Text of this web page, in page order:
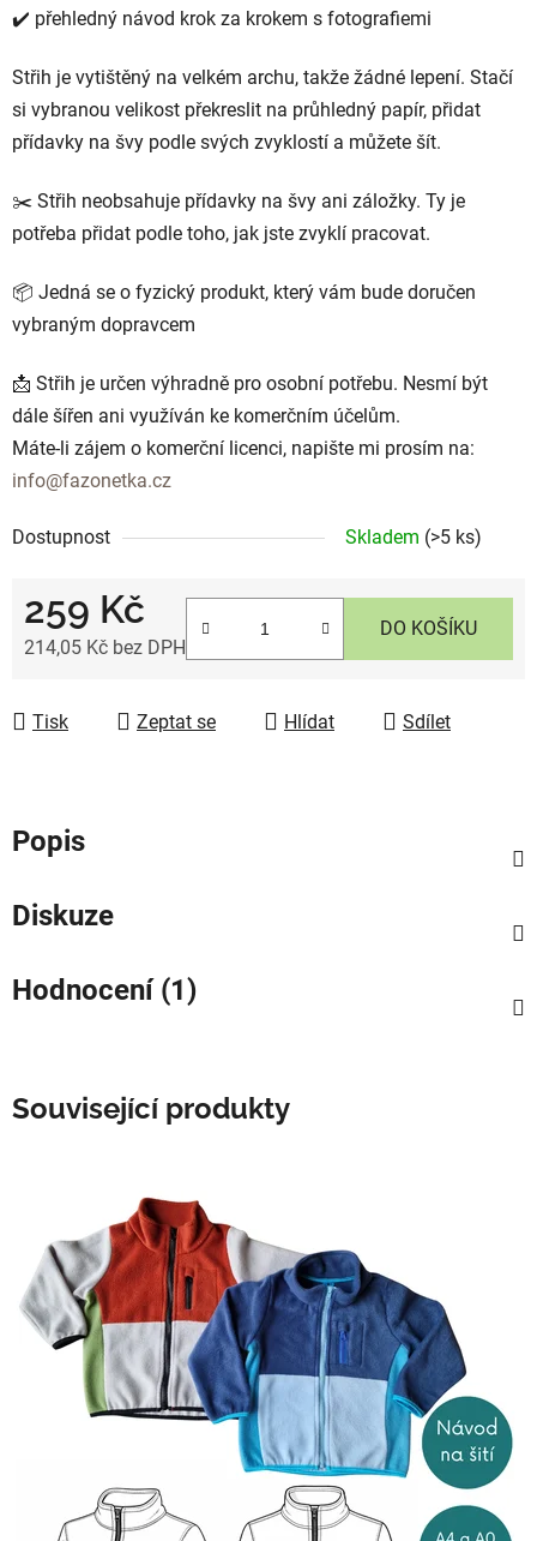
✔️ přehledný návod krok za krokem s fotografiemi
Střih je vytištěný na velkém archu, takže žádné lepení. Stačí
si vybranou velikost překreslit na průhledný papír, přidat
přídavky na švy podle svých zvyklostí a můžete šít.
✂️ Střih neobsahuje přídavky na švy ani záložky. Ty je
potřeba přidat podle toho, jak jste zvyklí pracovat.
📦 Jedná se o fyzický produkt, který vám bude doručen
vybraným dopravcem
📩 Střih je určen výhradně pro osobní potřebu. Nesmí být
dále šířen ani využíván ke komerčním účelům.
Máte-li zájem o komerční licenci, napište mi prosím na:
info@fazonetka.cz
Dostupnost Skladem (>5 ks)
259 Kč
214,05 Kč bez DPH
DO KOŠÍKU
Tisk Zeptat se Hlídat Sdílet
Popis
Diskuze
Hodnocení (1)
Související produkty